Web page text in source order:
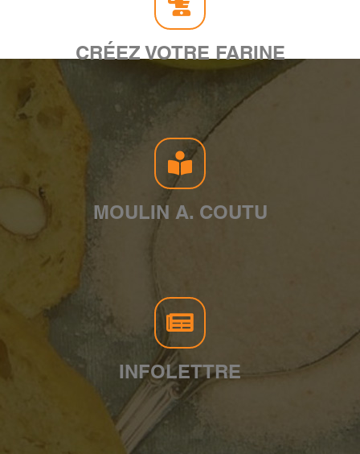
CRÉEZ VOTRE FARINE
MOULIN A. COUTU
INFOLETTRE